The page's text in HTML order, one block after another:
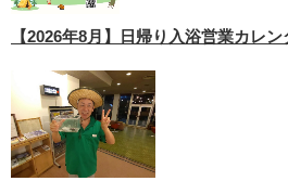
【2026年8月】日帰り入浴営業カレン